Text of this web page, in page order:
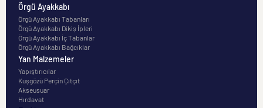
Örgü Ayakkabı
Örgü Ayakkabı Tabanları
Örgü Ayakkabı Dikiş İpleri
Örgü Ayakkabı İç Tabanlar
Örgü Ayakkabı Bağcıklar
Yan Malzemeler
Yapıştırıcılar
Kuşgözü Perçin Çıtçıt
Akseusuar
Hırdavat